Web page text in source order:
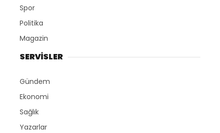
Spor
Politika
Magazin
SERVİSLER
Gündem
Ekonomi
Sağlık
Yazarlar